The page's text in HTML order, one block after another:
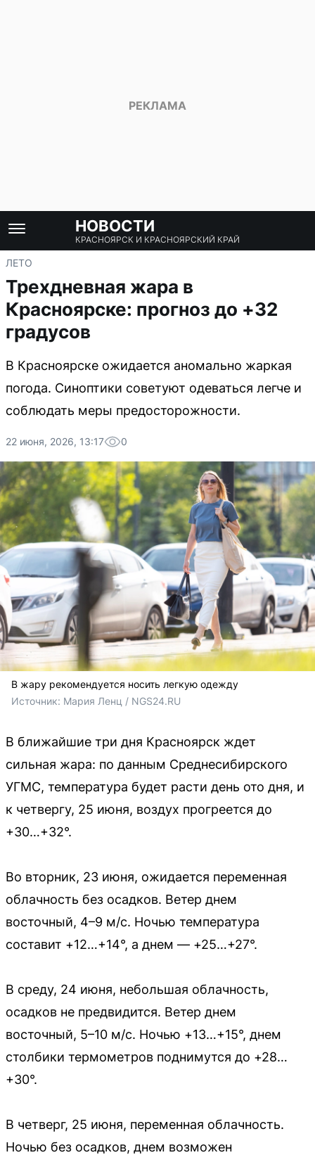
НОВОСТИ
КРАСНОЯРСК И КРАСНОЯРСКИЙ КРАЙ
ЛЕТО
Трехдневная жара в
Красноярске: прогноз до +32
градусов
В Красноярске ожидается аномально жаркая
погода. Синоптики советуют одеваться легче и
соблюдать меры предосторожности.
22 июня, 2026, 13:17 0
В жару рекомендуется носить легкую одежду
Источник: Мария Ленц / NGS24.RU
В ближайшие три дня Красноярск ждет
сильная жара: по данным Среднесибирского
УГМС, температура будет расти день ото дня, и
к четвергу, 25 июня, воздух прогреется до
+30…+32°.
Во вторник, 23 июня, ожидается переменная
облачность без осадков. Ветер днем
восточный, 4–9 м/с. Ночью температура
составит +12…+14°, а днем — +25…+27°.
В среду, 24 июня, небольшая облачность,
осадков не предвидится. Ветер днем
восточный, 5–10 м/с. Ночью +13…+15°, днем
столбики термометров поднимутся до +28…
+30°.
В четверг, 25 июня, переменная облачность.
Ночью без осадков, днем возможен